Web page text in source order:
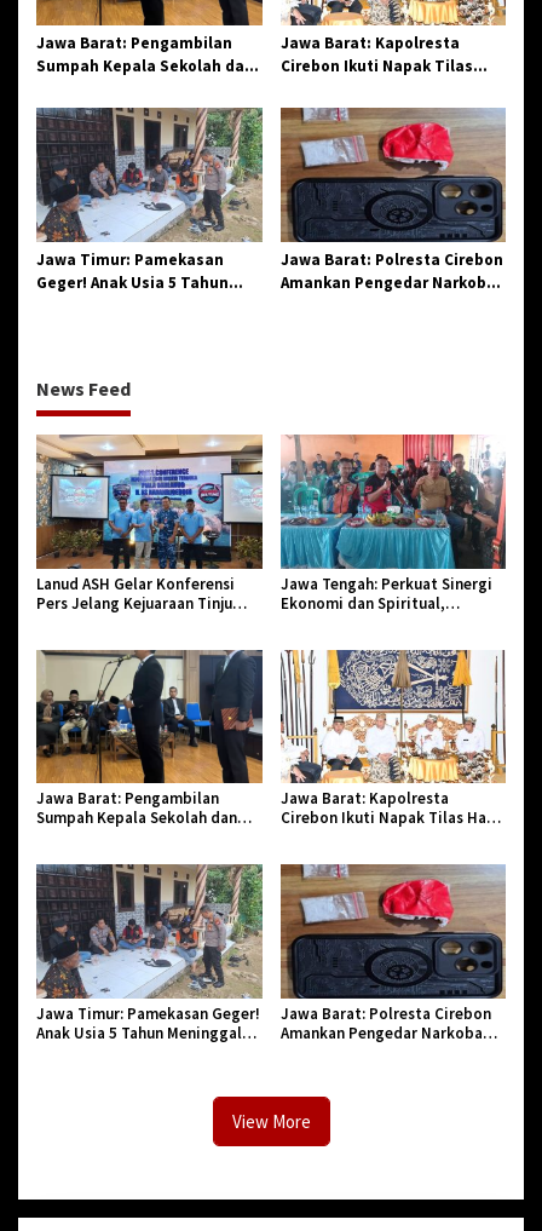
Jawa Barat: Pengambilan
Sumpah Kepala Sekolah dan
Penegasan Integritas
Aparatur Pendidikan dan
Birokrasi
Jawa Barat: Kapolresta
Cirebon Ikuti Napak Tilas
Sinergi dan Pelestarian
Sejarah
Jawa Timur: Pamekasan
Geger! Anak Usia 5 Tahun
Jawa Barat: Polresta Cirebon
Amankan Pengedar Narkoba
News Feed
Lanud ASH Gelar Konferensi
Pers Jelang Kejuaraan Tinju
Jawa Tengah: Perkuat Sinergi
Ekonomi dan Spiritual,
Jawa Barat: Pengambilan
Sumpah Kepala Sekolah dan
Pendidikan dan Birokrasi
Jawa Barat: Kapolresta
Cirebon Ikuti Napak Tilas Hari
Jawa Timur: Pamekasan Geger!
Anak Usia 5 Tahun Meninggal
Jawa Barat: Polresta Cirebon
Amankan Pengedar Narkoba
View More